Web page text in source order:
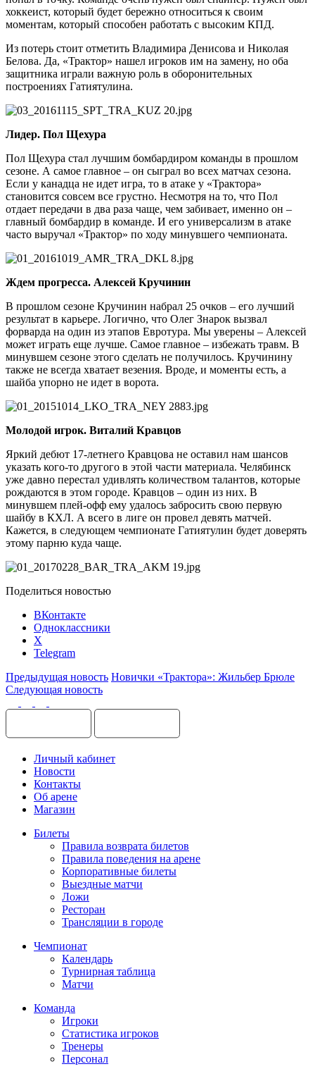
хоккеист, который будет бережно относиться к своим
моментам, который способен работать с высоким КПД.
Из потерь стоит отметить Владимира Денисова и Николая
Белова. Да, «Трактор» нашел игроков им на замену, но оба
защитника играли важную роль в оборонительных
построениях Гатиятулина.
Лидер. Пол Щехура
Пол Щехура стал лучшим бомбардиром команды в прошлом
сезоне. А самое главное – он сыграл во всех матчах сезона.
Если у канадца не идет игра, то в атаке у «Трактора»
становится совсем все грустно. Несмотря на то, что Пол
отдает передачи в два раза чаще, чем забивает, именно он –
главный бомбардир в команде. И его универсализм в атаке
часто выручал «Трактор» по ходу минувшего чемпионата.
Ждем прогресса. Алексей Кручинин
В прошлом сезоне Кручинин набрал 25 очков – его лучший
результат в карьере. Логично, что Олег Знарок вызвал
форварда на один из этапов Евротура. Мы уверены – Алексей
может играть еще лучше. Самое главное – избежать травм. В
минувшем сезоне этого сделать не получилось. Кручинину
также не всегда хватает везения. Вроде, и моменты есть, а
шайба упорно не идет в ворота.
Молодой игрок. Виталий Кравцов
Яркий дебют 17-летнего Кравцова не оставил нам шансов
указать кого-то другого в этой части материала. Челябинск
уже давно перестал удивлять количеством талантов, которые
рождаются в этом городе. Кравцов – один из них. В
минувшем плей-офф ему удалось забросить свою первую
шайбу в КХЛ. А всего в лиге он провел девять матчей.
Кажется, в следующем чемпионате Гатиятулин будет доверять
этому парню куда чаще.
Поделиться новостью
ВКонтакте
Одноклассники
X
Telegram
Предыдущая новость Новички «Трактора»: Жильбер Брюле
Следующая новость
Личный кабинет
Новости
Контакты
Об арене
Магазин
Билеты
Правила возврата билетов
Правила поведения на арене
Корпоративные билеты
Выездные матчи
Ложи
Ресторан
Трансляции в городе
Чемпионат
Календарь
Турнирная таблица
Матчи
Команда
Игроки
Статистика игроков
Тренеры
Персонал